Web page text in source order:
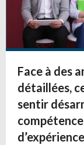
Face à des
détaillées,
sentir
compétence